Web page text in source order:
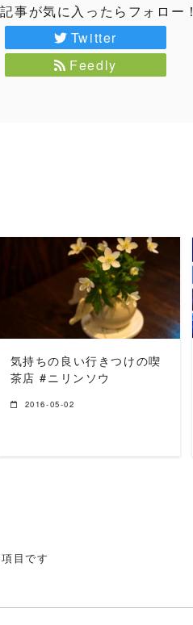
事が気に入ったらフォロー！
Twitter
Feedly
READ MORE
気持ちの良い行きつけの喫
茶店 #ニリンソウ
2016-05-02
目です